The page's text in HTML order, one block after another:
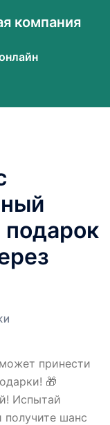
компания
принести
🎁
Испытай
шанс